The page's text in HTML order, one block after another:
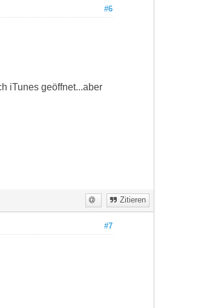
#6
iTunes geöffnet...aber
Zitieren
#7